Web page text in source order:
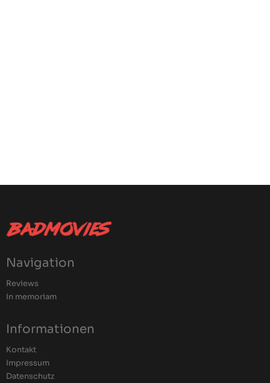
Navigation
Reviews
In memoriam
Informationen
Kontakt
Impressum
Datenschutz